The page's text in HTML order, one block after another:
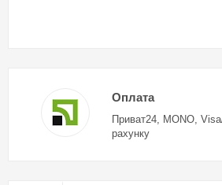
Оплата
Приват24, MONO,
рахунку